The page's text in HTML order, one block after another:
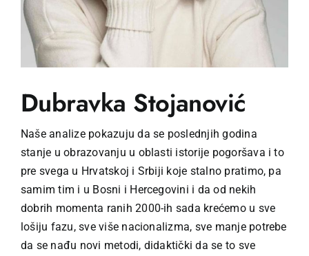
Dubravka Stojanović
Naše analize pokazuju da se poslednjih godina
stanje u obrazovanju u oblasti istorije pogoršava i to
pre svega u Hrvatskoj i Srbiji koje stalno pratimo, pa
samim tim i u Bosni i Hercegovini i da od nekih
dobrih momenta ranih 2000-ih sada krećemo u sve
lošiju fazu, sve više nacionalizma, sve manje potrebe
da se nađu novi metodi, didaktički da se to sve